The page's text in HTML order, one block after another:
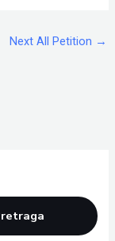
Next All Petition →